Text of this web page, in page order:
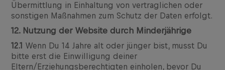
Übermittlung in Einhaltung von vertraglichen oder
sonstigen Maßnahmen zum Schutz der Daten erfolgt.
12. Nutzung der Website durch Minderjährige
12.1 Wenn Du 14 Jahre alt oder jünger bist, musst Du
bitte erst die Einwilligung deiner
Eltern/Erziehungsberechtigten einholen, bevor Du